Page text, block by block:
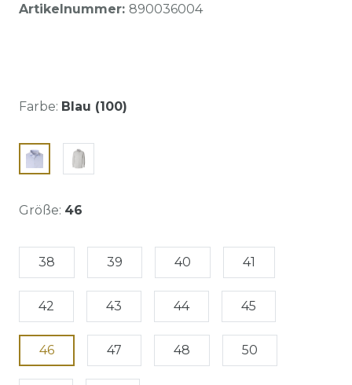
Artikelnummer: 890036004
Farbe: Blau (100)
Größe: 46
38 39 40 41
42 43 44 45
46 47 48 50